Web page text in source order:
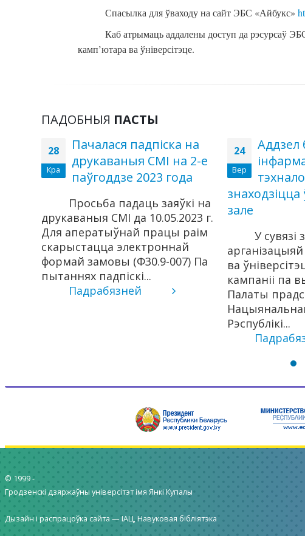
Спасылка для ўваходу на сайт ЭБС «Айбукс»
Каб атрымаць аддалены доступ да рэсурсаў
камп’ютара ва ўніверсітэце.
ПАДОБНЫЯ ПАСТЫ
28
Кра
Пачалася падпіска на
друкаваныя СМІ на 2-е
паўгоддзе 2023 года
Просьба падаць заяўкі на
друкаваныя СМІ да 10.05.2023 г.
Для аператыўнай працы раім
скарыстацца электроннай
формай замовы (Ф30.9-007) Па
пытаннях падпіскі...
Падрабязней
24
Вер
Аддзел
зале
У сувязі
ва
кампаніі па
Палаты
Рэспублікі...
© 1999 -
Гродзенскі дзяржаўны універсітэт імя Янкі Купалы
Дызайн і распрацоўка сайта — ІАЦ, Навуковая бібліятэка